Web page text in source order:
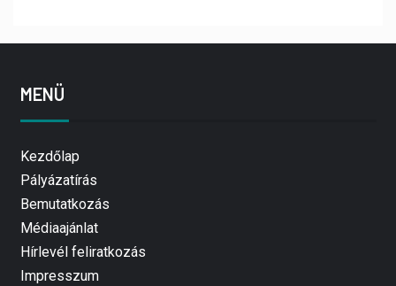
MENÜ
Kezdőlap
Pályázatírás
Bemutatkozás
Médiaajánlat
Hírlevél feliratkozás
Impresszum